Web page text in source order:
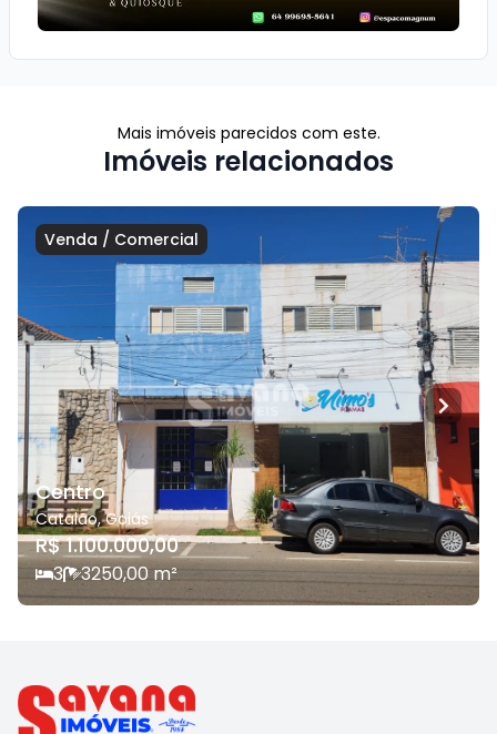
Mais imóveis parecidos com este.
Imóveis relacionados
Venda / Comercial
Centro
Catalão,Goiás
R$ 1.100.000,00
3 3250,00m²